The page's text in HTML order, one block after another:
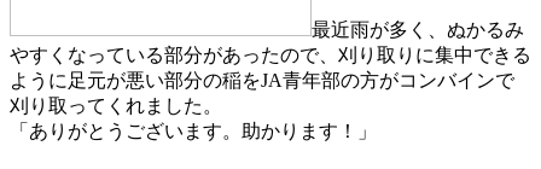
最近雨が多く、ぬかるみ
やすくなっている部分があったので、刈り取りに集中できる
ように足元が悪い部分の稲をJA青年部の方がコンバインで
刈り取ってくれました。
「ありがとうございます。助かります！」